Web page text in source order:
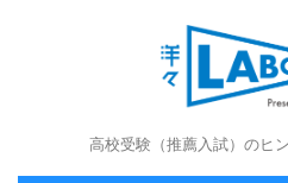
高校受験（推薦入試）のヒ